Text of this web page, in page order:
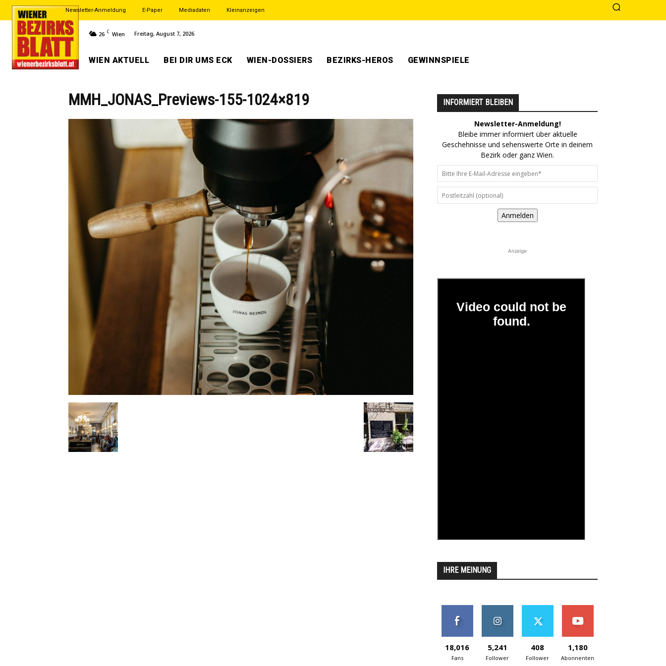
Newsletter-Anmeldung E-Paper Mediadaten Kleinanzeigen
26 C Wien Freitag, August 7, 2026
WIEN AKTUELL BEI DIR UMS ECK WIEN-DOSSIERS BEZIRKS-HEROS GEWINNSPIELE
MMH_JONAS_Previews-155-1024×819 INFORMIERT BLEIBEN
Newsletter-Anmeldung!
Bleibe immer informiert über aktuelle
Geschehnisse und sehenswerte Orte in deinem
Bezirk oder ganz Wien.
Anmelden
Anzeige
IHRE MEINUNG
18,016
Fans
5,241
Follower
408
Follower
1,180
Abonnenten